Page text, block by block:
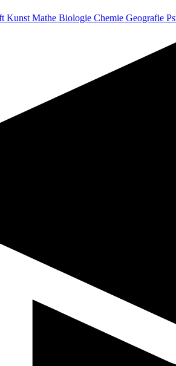
Kunst Mathe Biologie Chemie Geografie